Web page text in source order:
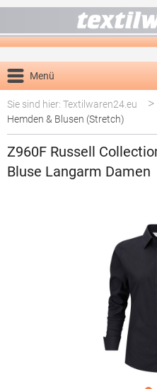
Menü
Sie sind hier: Textilwaren24.eu
>
Hemden & Blusen (Stretch)
Z960F Russell
Bluse Langarm Damen